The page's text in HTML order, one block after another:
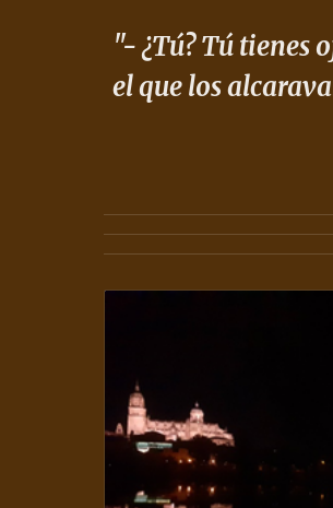
"- ¿Tú? Tú tienes
el que los